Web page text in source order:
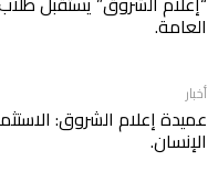
العامة.
أخبار
عميدة إعلام الشروق:
الإنسان.